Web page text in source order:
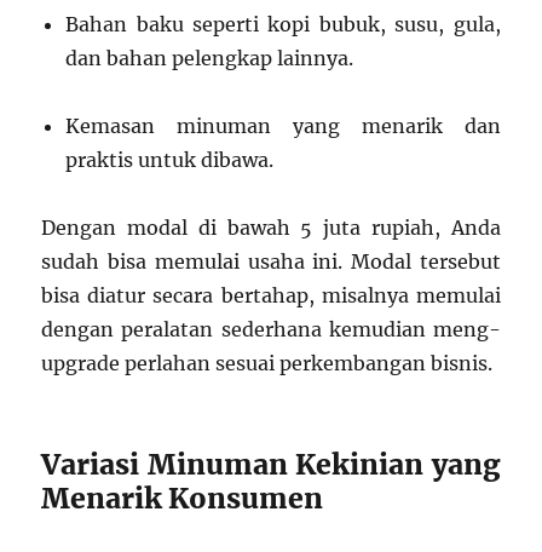
Bahan baku seperti kopi bubuk, susu, gula,
dan bahan pelengkap lainnya.
Kemasan minuman yang menarik dan
praktis untuk dibawa.
Dengan modal di bawah 5 juta rupiah, Anda
sudah bisa memulai usaha ini. Modal tersebut
bisa diatur secara bertahap, misalnya memulai
dengan peralatan sederhana kemudian meng-
upgrade perlahan sesuai perkembangan bisnis.
Variasi Minuman Kekinian yang
Menarik Konsumen